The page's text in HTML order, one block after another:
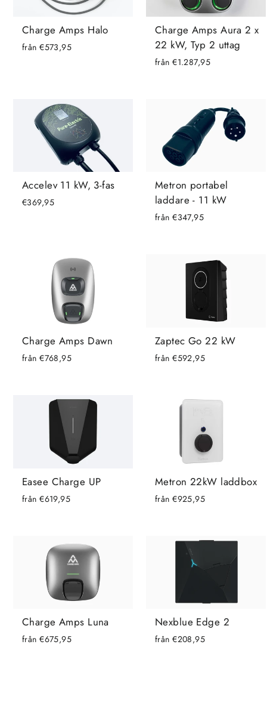
Charge Amps Halo
från €573,95
Charge Amps Aura 2 x
22 kW, Typ 2 uttag
från €1.287,95
Accelev 11 kW, 3-fas
€369,95
Metron portabel
laddare - 11 kW
från €347,95
Charge Amps Dawn
från €768,95
Zaptec Go 22 kW
från €592,95
Easee Charge UP
från €619,95
Metron 22kW laddbox
från €925,95
Charge Amps Luna
från €675,95
Nexblue Edge 2
från €208,95